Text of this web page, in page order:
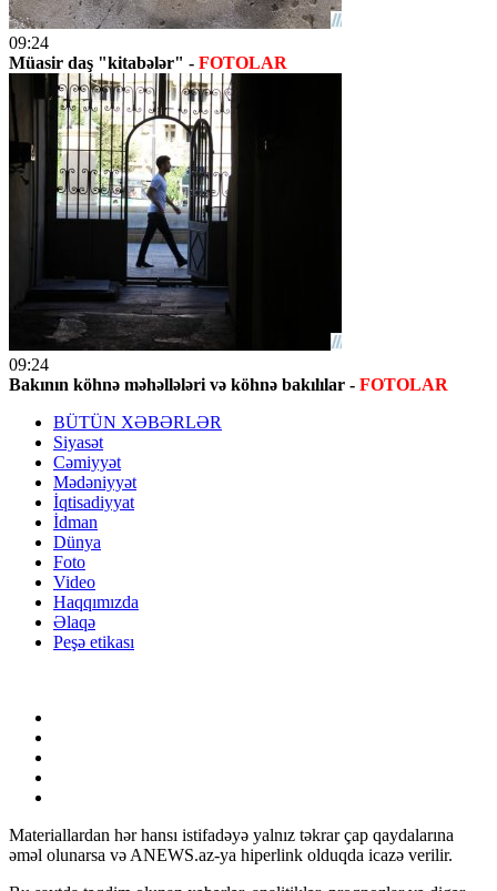
09:24
Müasir daş "kitabələr" - FOTOLAR
09:24
Bakının köhnə məhəllələri və köhnə bakılılar - FOTOLAR
BÜTÜN XƏBƏRLƏR
Siyasət
Cəmiyyət
Mədəniyyət
İqtisadiyyat
İdman
Dünya
Foto
Video
Haqqımızda
Əlaqə
Peşə etikası
Materiallardan hər hansı istifadəyə yalnız təkrar çap qaydalarına
əməl olunarsa və ANEWS.az-ya hiperlink olduqda icazə verilir.